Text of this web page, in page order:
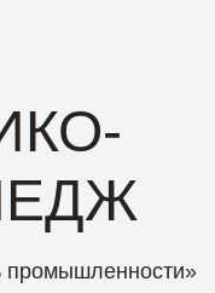
промышленности»